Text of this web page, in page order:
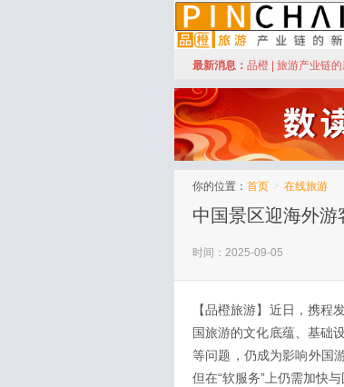
品橙旅游
最新消息： 品橙 | 旅游产业链
你的位置： 首页 > 在线旅游
中国景区迎海外
时间：2025-09-05
【品橙旅游】近日，携程
国旅游的文化底蕴、基础
等问题，仍成为影响外国
但在“软服务”上仍需加快与